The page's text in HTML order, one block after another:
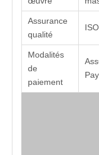
Assurance
qualité
Modalités
de
paiement